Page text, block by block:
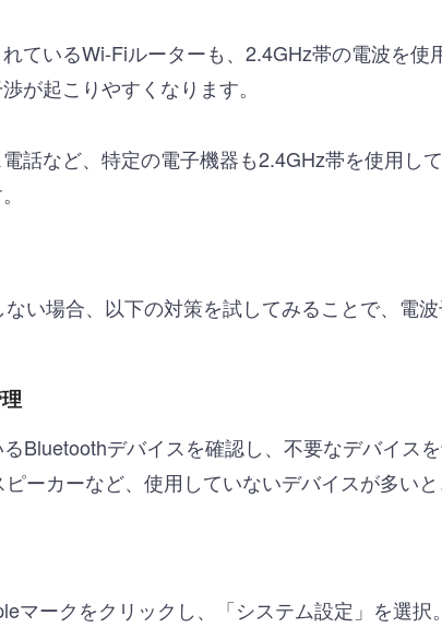
ているWi-Fiルーターも、2.4GHz帯の電波を
が起こりやすくなります。
話など、特定の電子機器も2.4GHz帯を使用し
い場合、以下の対策を試してみることで、電
Bluetoothデバイスを確認し、不要なデバイス
ーカーなど、使用していないデバイスが多い
マークをクリックし、「システム設定」を選択。